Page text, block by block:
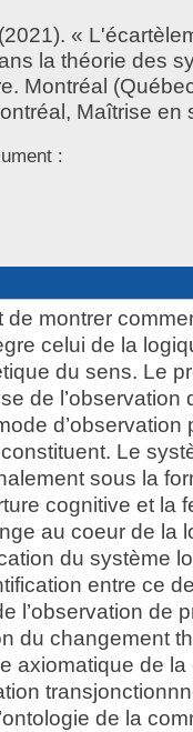
(2021). «
la théorie des
Montréal
Maîtrise en
:
de montrer
celui de la
du sens. Le
de l’observation
d’observation
Le
sous la
cognitive et la
au coeur de la
du système
entre ce
l’observation de
du changement
axiomatique de
de la